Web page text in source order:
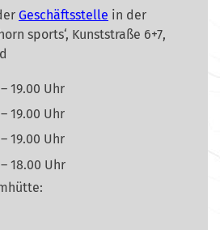
Geschäftsstelle in der
sports‘, Kunststraße 6+7,
– 19.00 Uhr
– 19.00 Uhr
– 19.00 Uhr
– 18.00 Uhr